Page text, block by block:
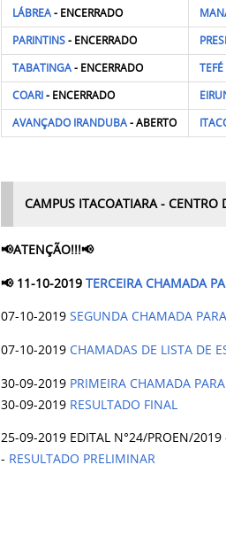
LÁBREA- ENCERRADO
PARINTINS- ENCERRADO
TABATINGA- ENCERRADO TEFÉ
COARI- ENCERRADO
AVANÇADO IRANDUBA- ABERTO
CAMPUS ITACOATIARA - CENTRO
📢ATENÇÃO!!!📢
📢 11-10-2019 TERCEIRA CHAMADA
07-10-2019 SEGUNDA CHAMADA
07-10-2019 CHAMADAS DE LISTA DE
30-09-2019 PRIMEIRA CHAMADA
30-09-2019 RESULTADO FINAL
25-09-2019 EDITAL N°24/PROEN/2019
- RESULTADO PRELIMINAR